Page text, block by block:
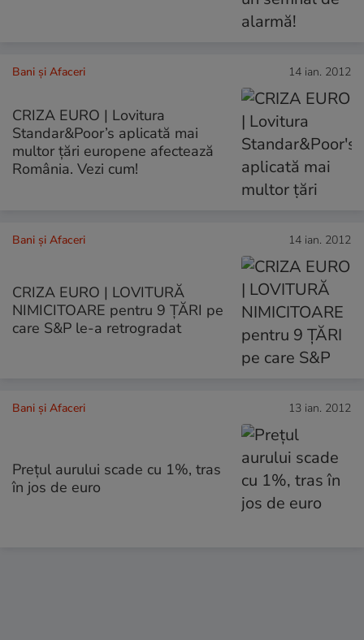
Bani și Afaceri 14 ian. 2012
CRIZA EURO | Lovitura
Standar&Poor’s aplicată mai
multor ţări europene afectează
România. Vezi cum!
Bani și Afaceri 14 ian. 2012
CRIZA EURO | LOVITURĂ
NIMICITOARE pentru 9 ŢĂRI pe
care S&P le-a retrogradat
Bani și Afaceri 13 ian. 2012
Preţul aurului scade cu 1%, tras
în jos de euro